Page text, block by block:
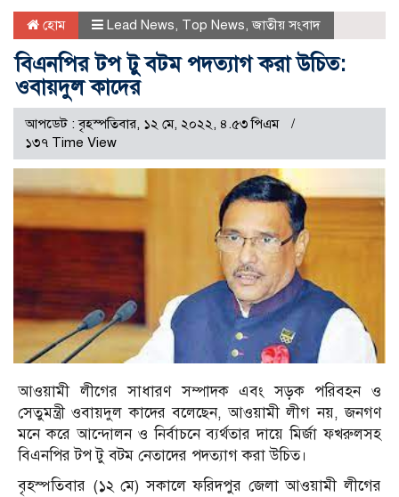
হোম Lead News Top News ,জাতীয় সংবাদ
বিএনপির টপ টু বটম পদত্যাগ করা উচিত:
ওবায়দুল কাদের
আপডেট : বৃহস্পতিবার, ১২ মে, ২০২২, ৪.৫৩ পিএম
১৩৭ Time View
আওয়ামী লীগের সাধারণ সম্পাদক এবং সড়ক পরিবহন ও
সেতুমন্ত্রী ওবায়দুল কাদের বলেছেন, আওয়ামী লীগ নয়, জনগণ
মনে করে আন্দোলন ও নির্বাচনে ব্যর্থতার দায়ে মির্জা ফখরুলসহ
বিএনপির টপ টু বটম নেতাদের পদত্যাগ করা উচিত।
বৃহস্পতিবার (১২ মে) সকালে ফরিদপুর জেলা আওয়ামী লীগের